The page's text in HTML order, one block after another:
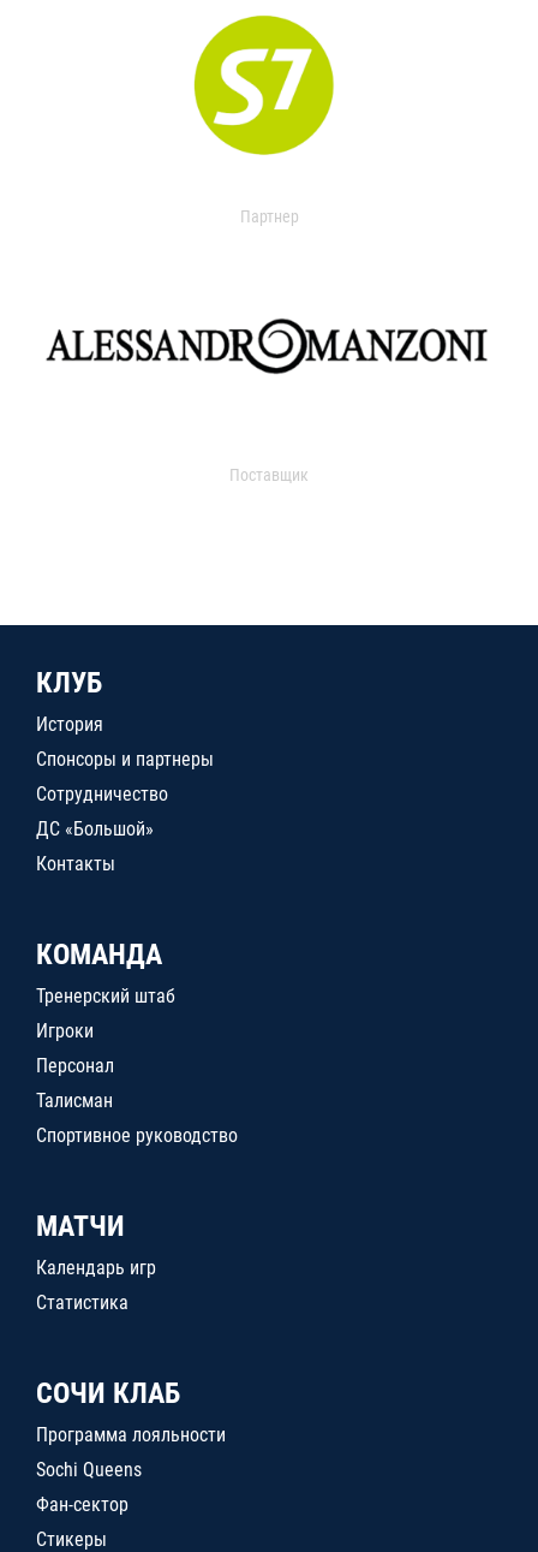
Партнер
Поставщик
КЛУБ
История
Спонсоры и партнеры
Сотрудничество
ДС «Большой»
Контакты
КОМАНДА
Тренерский штаб
Игроки
Персонал
Талисман
Спортивное руководство
МАТЧИ
Календарь игр
Статистика
СОЧИ КЛАБ
Программа лояльности
Sochi Queens
Фан-сектор
Стикеры